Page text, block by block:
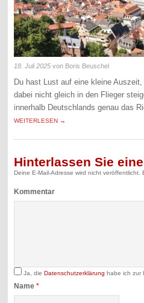
18. Juli 2025 von Boris Beuschel
Du hast Lust auf eine kleine
dabei nicht gleich in den Flieger
innerhalb Deutschlands genau das
WEITERLESEN →
Hinterlassen Sie
Deine E-Mail-Adresse wird nicht veröffentlicht.
Kommentar
Ja, dieDatenschutzerklärung habe ich zur
Name*